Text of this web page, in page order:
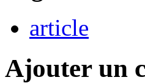
article
Ajouter un